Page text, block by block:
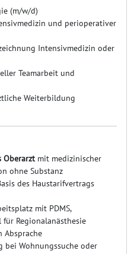
(m/w/d)
und perioperativer
Intensivmedizin oder
Teamarbeit und
Weiterbildung
Oberarztmit medizinischer
ohne Substanz
des Haustarifvertrags
mit PDMS,
für Regionalanästhesie
Absprache
bei Wohnungssuche oder